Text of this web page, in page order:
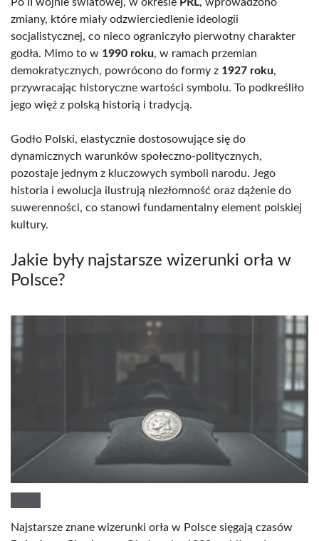
zmiany, które miały odzwierciedlenie ideologii
socjalistycznej, co nieco ograniczyło pierwotny charakter
godła. Mimo to w 1990 roku, w ramach przemian
demokratycznych, powrócono do formy z 1927 roku,
przywracając historyczne wartości symbolu. To podkreśliło
jego więź z polską historią i tradycją.
Godło Polski, elastycznie dostosowujące się do
dynamicznych warunków społeczno-politycznych,
pozostaje jednym z kluczowych symboli narodu. Jego
historia i ewolucja ilustrują niezłomność oraz dążenie do
suwerenności, co stanowi fundamentalny element polskiej
kultury.
Jakie były najstarsze wizerunki orła w
Polsce?
Najstarsze znane wizerunki orła w Polsce sięgają czasów